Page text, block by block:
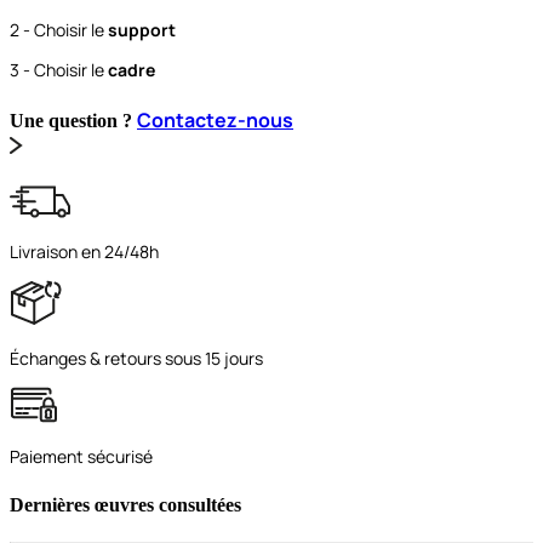
2 - Choisir lesupport
3 - Choisir lecadre
Une question ? Contactez-nous
Livraison en 24/48h
Échanges & retours sous 15 jours
Paiement sécurisé
Dernières œuvres consultées